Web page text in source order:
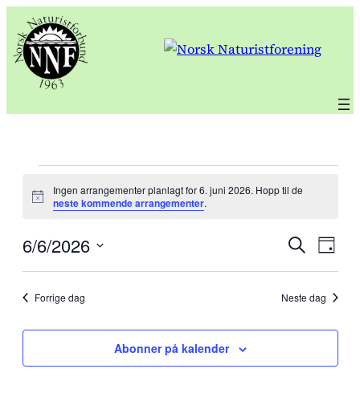
Arrangementer
for
6.
juni
Notice
Ingen arrangementer planlagt for 6. juni 2026. Hopp til de
neste kommende arrangementer.
and
Søk Dag
6/6/2026
Velg
dato.Forrige dag Neste dag
Abonner på kalender